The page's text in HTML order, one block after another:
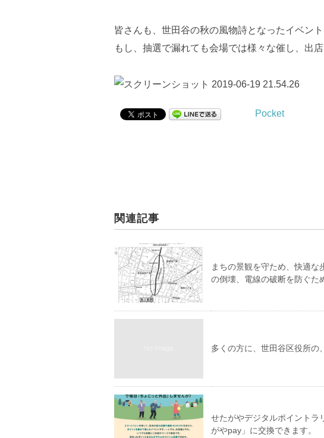
皆さんも、世田谷の秋の風物詩となったイベン
もし、抽選で漏れても会場では様々な催し、出
Pocket
関連記事
まちの景観を守ため、快適
の倒壊、電線の破断を防ぐた
多くの方に、世田谷区役所の
せたがやデジタルポイントラ
がやpay」に交換できます。